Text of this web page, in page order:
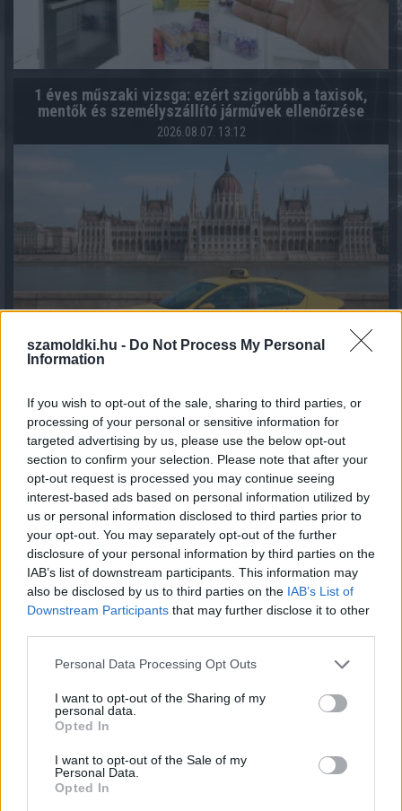
szamoldki.hu - Do Not Process My Personal
Information
If you wish to opt-out of the sale, sharing to third parties, or
processing of your personal or sensitive information for
targeted advertising by us, please use the below opt-out
section to confirm your selection. Please note that after your
opt-out request is processed you may continue seeing
interest-based ads based on personal information utilized by
us or personal information disclosed to third parties prior to
your opt-out. You may separately opt-out of the further
disclosure of your personal information by third parties on the
IAB’s list of downstream participants. This information may
also be disclosed by us to third parties on the IAB’s List of
Downstream Participants that may further disclose it to other
Please note that this website/app uses one or more Google
not limited to your visit or usage behaviour. You may click to
grant or deny consent to Google and its third-party tags to
use your data for below specified purposes in below Google
consent section.
Personal Data Processing Opt Outs
I want to opt-out of the Sharing of my
personal data.
Opted In
I want to opt-out of the Sale of my
Personal Data.
Opted In
1 éves műszaki vizsga: ezért szigorúbb a taxisok,
mentők és személyszállító járművek ellenőrzése
2026.08.07. 13:12
Fenntarthatóbb nyaralás külföldön: hét egyszerű
szokás, amellyel a magyar utazók csökkenthetik
környezeti lábnyomukat
2026.08.07. 12:48
Magyar infláció 2026 július - rekord alacsony szinten a